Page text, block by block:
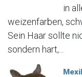
in
weizenfarben,
Sein Haar sollte
sondern hart,...